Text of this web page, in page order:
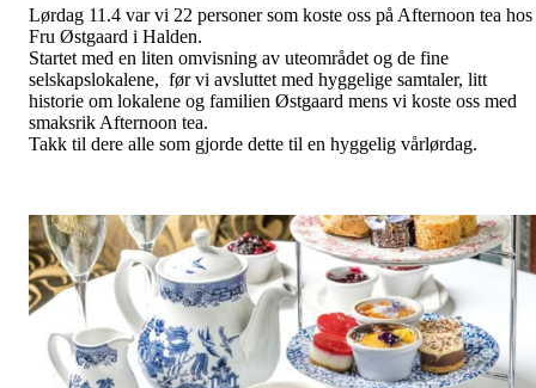
Lørdag 11.4 var vi 22 personer som koste oss på Afternoon tea hos
Fru Østgaard i Halden.
Startet med en liten omvisning av uteområdet og de fine
selskapslokalene, før vi avsluttet med hyggelige samtaler, litt
historie om lokalene og familien Østgaard mens vi koste oss med
smaksrik Afternoon tea.
Takk til dere alle som gjorde dette til en hyggelig vårlørdag.